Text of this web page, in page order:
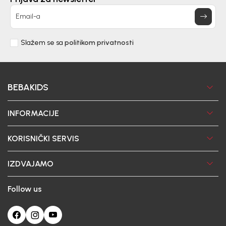
Email-a
Slažem se sa politikom privatnosti
BEBAKIDS
INFORMACIJE
KORISNIČKI SERVIS
IZDVAJAMO
Follow us